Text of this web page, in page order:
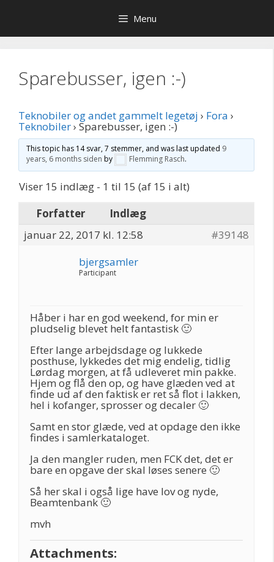
indhold
Menu
Sparebusser, igen :-)
Teknobiler og andet gammelt legetøj › Fora ›
Teknobiler› Sparebusser, igen :-)
This topic has 14 svar, 7 stemmer, and was last updated 9
years, 6 months siden by Flemming Rasch.
Viser 15 indlæg - 1 til 15 (af 15 i alt)
Forfatter
Indlæg
januar 22, 2017 kl. 12:58
#39148
bjergsamler
Participant
Håber i har en god weekend, for min er
pludselig blevet helt fantastisk 🙂
Efter lange arbejdsdage og lukkede
posthuse, lykkedes det mig endelig, tidlig
Lørdag morgen, at få udleveret min pakke.
Hjem og flå den op, og have glæden ved at
finde ud af den faktisk er ret så flot i lakken,
hel i kofanger, sprosser og decaler 🙂
Samt en stor glæde, ved at opdage den ikke
findes i samlerkataloget.
Ja den mangler ruden, men FCK det, det er
bare en opgave der skal løses senere 🙂
Så her skal i også lige have lov og nyde,
Beamtenbank 🙂
mvh
Attachments: